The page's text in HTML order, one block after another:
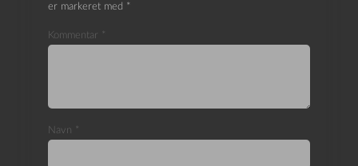
er markeret med *
Kommentar *
Navn *